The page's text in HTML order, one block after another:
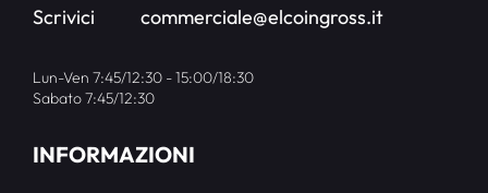
Scrivici
commerciale@elcoingross.it
Lun-Ven 7:45/12:30 - 15:00/18:30
Sabato 7:45/12:30
INFORMAZIONI